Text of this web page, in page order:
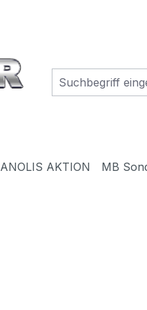
ANOLIS AKTION MB